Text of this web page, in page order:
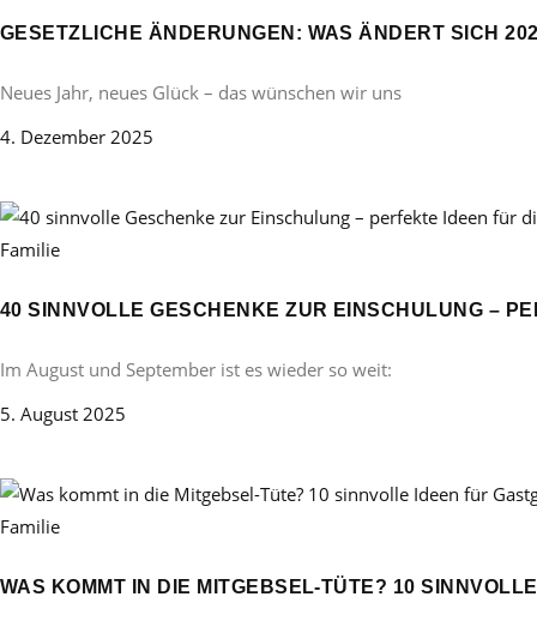
GESETZLICHE ÄNDERUNGEN: WAS ÄNDERT SICH
Neues Jahr, neues Glück – das wünschen wir uns
4. Dezember 2025
Familie
40 SINNVOLLE GESCHENKE ZUR EINSCHULUNG –
Im August und September ist es wieder so weit:
5. August 2025
Familie
WAS KOMMT IN DIE MITGEBSEL-TÜTE? 10